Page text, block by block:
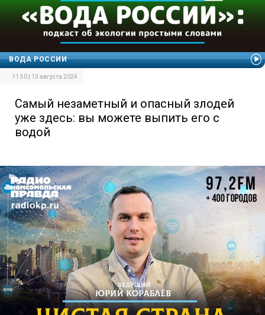
ВОДА РОССИИ
11:50 | 13 августа 2024
Самый незаметный и опасный злодей
уже здесь: вы можете выпить его с
водой